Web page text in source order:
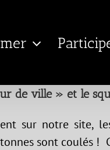
de ville » et le
sur notre site,
sont coulés !